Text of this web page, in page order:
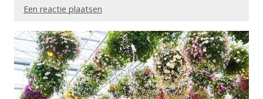
Een reactie plaatsen